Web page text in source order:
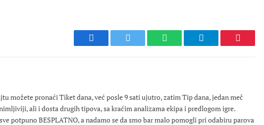
Facebook Twitter WhatsAppTelegram Pinterest
možete pronaći Tiket dana, već posle 9 sati ujutro, zatim Tip dana, jedan meč
ali i dosta drugih tipova, sa kraćim analizama ekipa i predlogom igre.
potpuno BESPLATNO, a nadamo se da smo bar malo pomogli pri odabiru parova